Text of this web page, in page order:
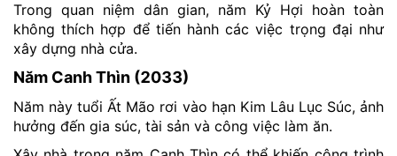
Trong quan niệm dân gian, năm Kỷ Hợi hoàn toàn
không thích hợp để tiến hành các việc trọng đại như
xây dựng nhà cửa.
Năm Canh Thìn (2033)
Năm này tuổi Ất Mão rơi vào hạn Kim Lâu Lục Súc, ảnh
hưởng đến gia súc, tài sản và công việc làm ăn.